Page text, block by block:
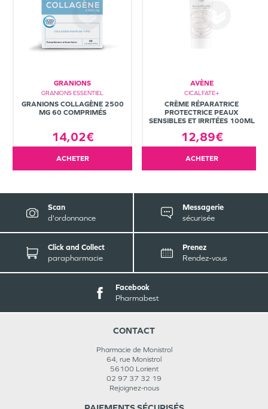
GRANIONS
GRANIONS ESSENTIEL
GRANIONS COLLAGÈNE 2500
MG 60 COMPRIMÉS
14,02€
ACHETER
AVÈNE
CICALFATE+
CRÈME RÉPARATRICE
PROTECTRICE PEAUX
SENSIBLES ET IRRITÉES 100ML
12,89€
ACHETER
Scan
d'ordonnance
Messagerie
sécurisée
Click and Collect
parapharmacie
Prenez
Rendez-vous
Facebook
Pharmabest
CONTACT
Pharmacie de Monistrol
64, rue Monistrol
56100 Lorient
02 97 37 32 19
Rejoignez-nous